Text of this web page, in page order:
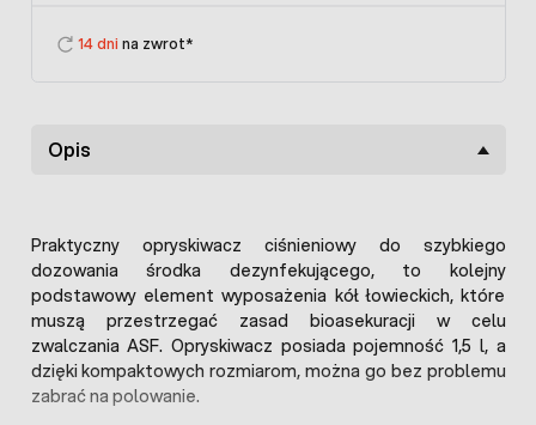
14 dni na zwrot*
Opis
Praktyczny opryskiwacz ciśnieniowy do szybkiego
dozowania środka dezynfekującego, to kolejny
podstawowy element wyposażenia kół łowieckich, które
muszą przestrzegać zasad bioasekuracji w celu
zwalczania ASF. Opryskiwacz posiada pojemność 1,5 l, a
dzięki kompaktowych rozmiarom, można go bez problemu
zabrać na polowanie.